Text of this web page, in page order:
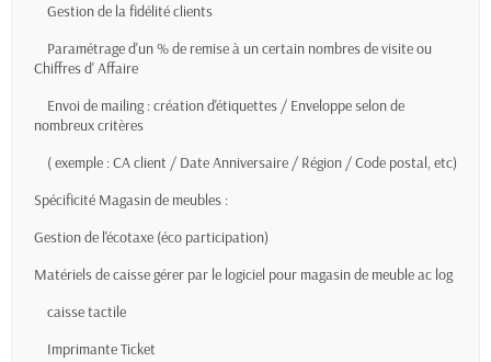
Gestion de la fidélité clients
Paramétrage d'un % de remise à un certain nombres de visite ou
Chiffres d' Affaire
Envoi de mailing : création d'étiquettes / Enveloppe selon de
nombreux critères
( exemple : CA client / Date Anniversaire / Région / Code postal, etc)
Spécificité Magasin de meubles :
Gestion de l'écotaxe (éco participation)
Matériels de caisse gérer par le logiciel pour magasin de meuble ac log
caisse tactile
Imprimante Ticket